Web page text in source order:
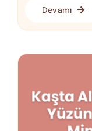
Devamı